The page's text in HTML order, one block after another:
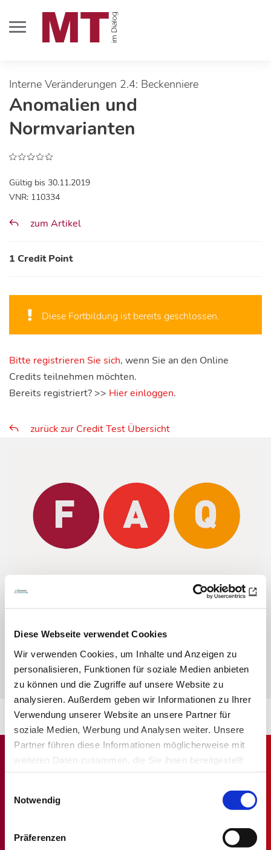
Diese Webseite verwendet Cookies
Wir verwenden Cookies, um Inhalte und Anzeigen zu
personalisieren, Funktionen für soziale Medien anbieten
zu können und die Zugriffe auf unsere Website zu
analysieren. Außerdem geben wir Informationen zu Ihrer
Verwendung unserer Website an unsere Partner für
soziale Medien, Werbung und Analysen weiter. Unsere
Partner führen diese Informationen möglicherweise mit
weiteren Daten zusammen, die Sie ihnen bereitgestellt
haben oder die sie im Rahmen Ihrer Nutzung der Dienste
Notwendig
Präferenzen
Interne Veränderungen 2.4: Beckenniere
Anomalien und
Normvarianten
Gültig bis 30.11.2019
VNR: 110334
zum Artikel
1 Credit Point
Diese Fortbildung ist bereits geschlossen.
Bitte registrieren Sie sich, wenn Sie an den Online
Credits teilnehmen möchten.
Bereits registriert? >> Hier einloggen.
zurück zur Credit Test Übersicht
Sie haben Fragen zu den Credit Tests?
Wir haben die wichtigsten Fragen und Antworten für Sie
ZU den FAQs